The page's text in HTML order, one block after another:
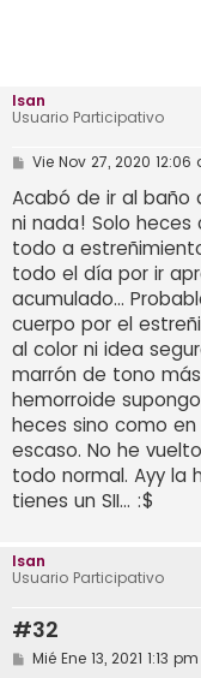
Isan
Usuario Participativo
M
n
s
a
j
e
Vie Nov 27, 2020 12:06
Acabó de ir al baño
ni nada! Solo heces
todo a
todo el día por ir
acumulado...
cuerpo por el
al color ni idea
marrón de tono
hemorroide
heces sino como
escaso. No he
todo normal. Ayy la
tienes un SII... :$
Isan
Usuario Participativo
#32
M
Mié Ene 13, 2021 1:13 pm